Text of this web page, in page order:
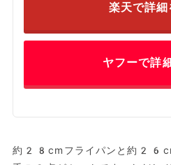
楽天で詳細
ヤフーで詳
約28cmフライパンと約26cm